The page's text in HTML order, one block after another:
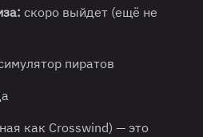
скоро выйдет (ещё не
пиратов
как Crosswind) — это